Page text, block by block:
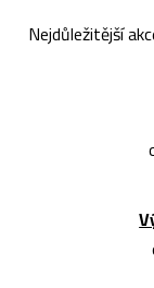
Nejdůležitější